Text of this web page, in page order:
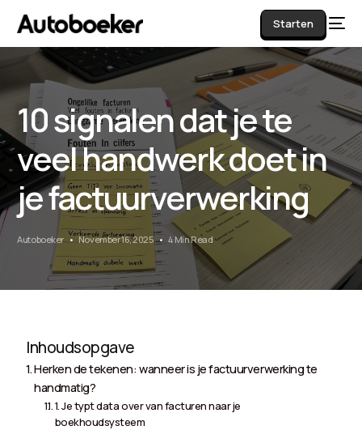
Starten
10 signalen dat je te
veel handwerk doet in
je factuurverwerking
Autoboeker November 16, 2025 4 Min Read
Inhoudsopgave
Herken de tekenen: wanneer is je factuurverwerking te
handmatig?
1. Je typt data over van facturen naar je
boekhoudsysteem
AI